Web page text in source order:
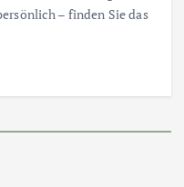
– finden Sie das